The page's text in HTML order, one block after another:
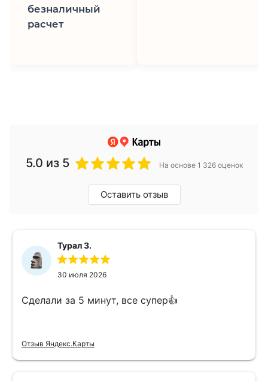
безналичный
расчет
5.0 из 5 На основе 1 326 оценок
Оставить отзыв
Турал З.
30 июля 2026
Сделали за 5 минут, все супер👍
Отзыв Яндекс.Карты